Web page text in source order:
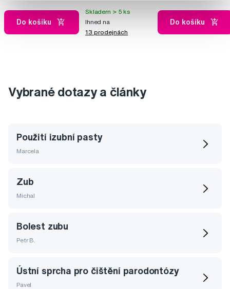
Do košíku
Skladem > 5 ks
Ihned na
13 prodejnách
Do košíku
Vybrané dotazy a články
Použití izubní pasty
Marcela
Zub
Michal
Bolest zubu
Petr B.
Ústní sprcha pro čištění parodontózy
Pavel